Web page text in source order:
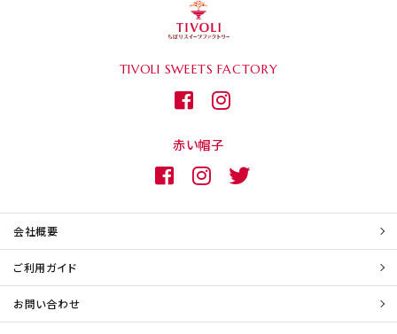
TIVOLI SWEETS FACTORY
赤い帽子
会社概要
ご利用ガイド
お問い合わせ